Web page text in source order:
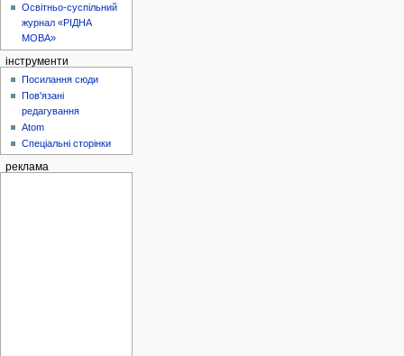
Освітньо-суспільний
журнал «РІДНА
МОВА»
інструменти
Посилання сюди
Пов'язані
редагування
Atom
Спеціальні сторінки
реклама